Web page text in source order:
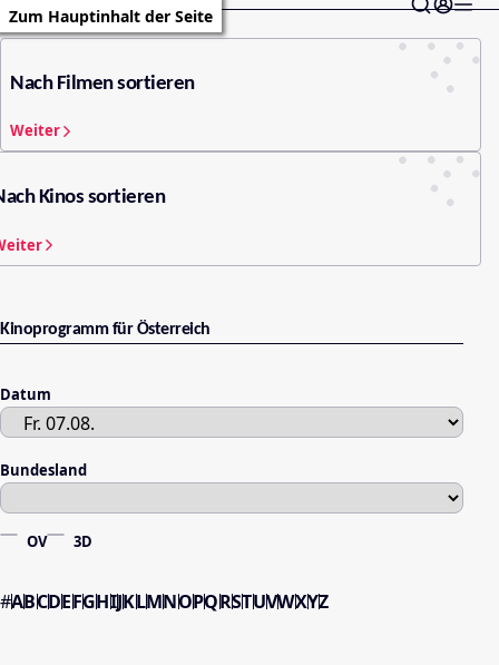
Zum Hauptinhalt der Seite
Nach Filmen sortieren
Weiter
Kinos sortieren
Kinoprogramm für Österreich
Datum
Bundesland
OV 3D
#ABCDEFGHIJKLMNOPQRSTUVWXYZ